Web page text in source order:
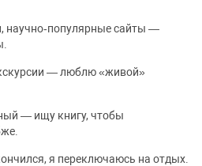
научно‑популярные сайты —
— люблю «живой»
— ищу книгу, чтобы
я переключаюсь на отдых.